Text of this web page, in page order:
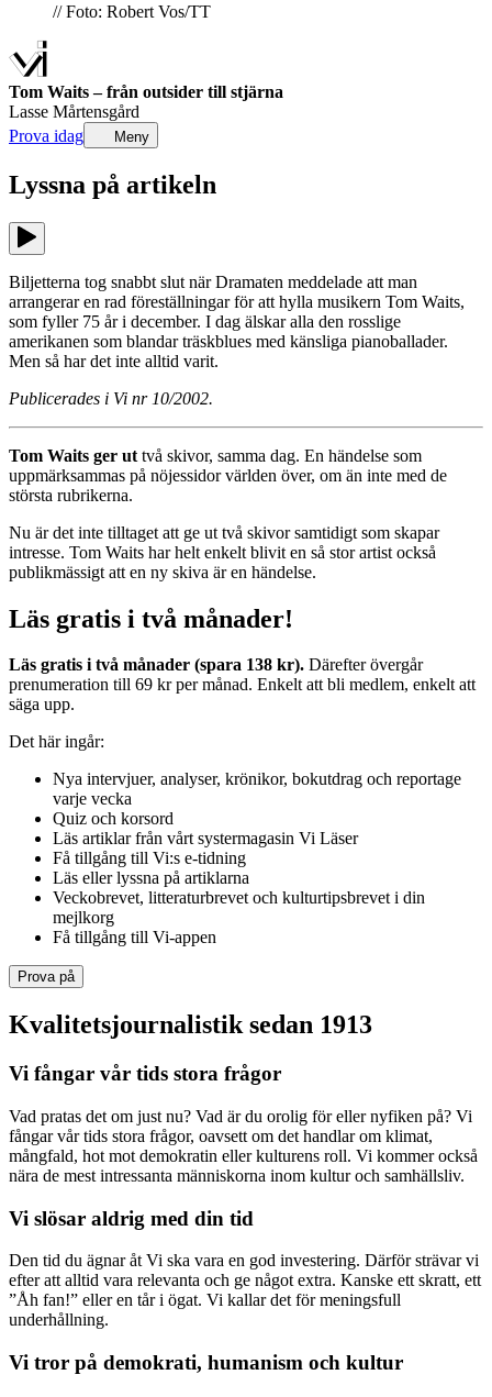
// Foto: Robert Vos/TT
Tom Waits – från outsider till stjärna
Lasse Mårtensgård
Prova idag
Meny
Lyssna på artikeln
Biljetterna tog snabbt slut när Dramaten meddelade att man
arrangerar en rad föreställningar för att hylla musikern Tom Waits,
som fyller 75 år i december. I dag älskar alla den rosslige
amerikanen som blandar träskblues med känsliga pianoballader.
Men så har det inte alltid varit.
Publicerades i Vi nr 10/2002.
Tom Waits ger ut två skivor, samma dag. En händelse som
uppmärksammas på nöjessidor världen över, om än inte med de
största rubrikerna.
Nu är det inte tilltaget att ge ut två skivor samtidigt som skapar
intresse. Tom Waits har helt enkelt blivit en så stor artist också
publikmässigt att en ny skiva är en händelse.
Läs gratis i två månader!
Läs gratis i två månader (spara 138 kr). Därefter övergår
prenumeration till 69 kr per månad. Enkelt att bli medlem, enkelt att
säga upp.
Det här ingår:
Nya intervjuer, analyser, krönikor, bokutdrag och reportage
varje vecka
Quiz och korsord
Läs artiklar från vårt systermagasin Vi Läser
Få tillgång till Vi:s e-tidning
Läs eller lyssna på artiklarna
Veckobrevet, litteraturbrevet och kulturtipsbrevet i din
mejlkorg
Få tillgång till Vi-appen
Prova på
Kvalitetsjournalistik sedan 1913
Vi fångar vår tids stora frågor
Vad pratas det om just nu? Vad är du orolig för eller nyfiken på? Vi
fångar vår tids stora frågor, oavsett om det handlar om klimat,
mångfald, hot mot demokratin eller kulturens roll. Vi kommer också
nära de mest intressanta människorna inom kultur och samhällsliv.
Vi slösar aldrig med din tid
Den tid du ägnar åt Vi ska vara en god investering. Därför strävar vi
efter att alltid vara relevanta och ge något extra. Kanske ett skratt, ett
”Åh fan!” eller en tår i ögat. Vi kallar det för meningsfull
underhållning.
Vi tror på demokrati, humanism och kultur